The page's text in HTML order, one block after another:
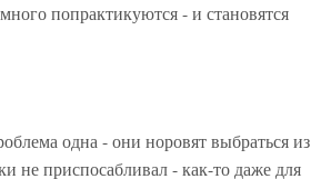
попрактикуются - и становятся
одна - они норовят выбраться из
не приспосабливал - как-то даже для